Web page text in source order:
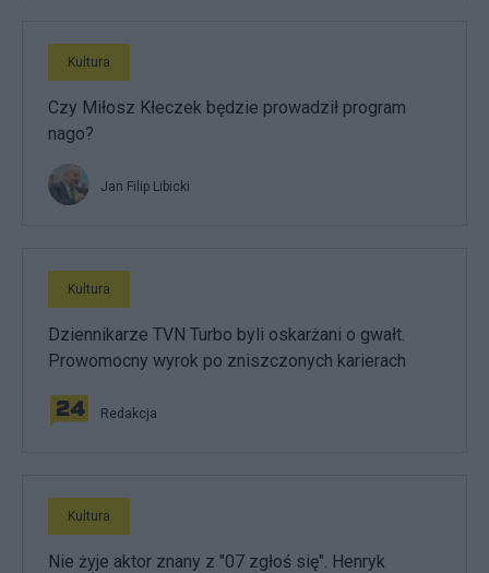
Kultura
Czy Miłosz Kłeczek będzie prowadził program
nago?
Jan Filip Libicki
Kultura
Dziennikarze TVN Turbo byli oskarżani o gwałt.
Prowomocny wyrok po zniszczonych karierach
Redakcja
Kultura
Nie żyje aktor znany z "07 zgłoś się". Henryk